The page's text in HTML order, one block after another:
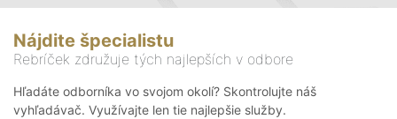
Nájdite špecialistu
Rebríček združuje tých najlepších v odbore
Hľadáte odborníka vo svojom okolí? Skontrolujte náš
vyhľadávač. Využívajte len tie najlepšie služby.